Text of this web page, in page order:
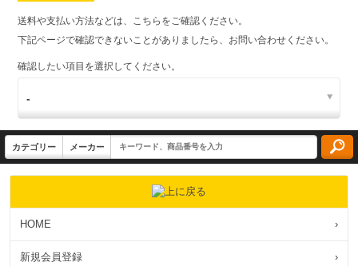
送料や支払い方法などは、こちらをご確認ください。
下記ページで確認できないことがありましたら、お問い合わせください。
確認したい項目を選択してください。
HOME ›
新規会員登録 ›